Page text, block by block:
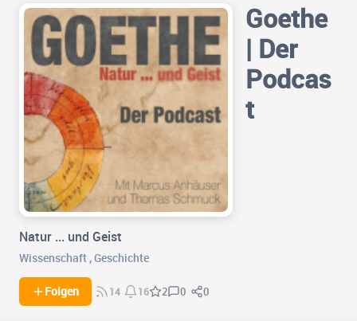
Goethe
| Der
Podcas
t
Natur ... und Geist
Wissenschaft ,Geschichte
Folgen 14 16 2 0 0